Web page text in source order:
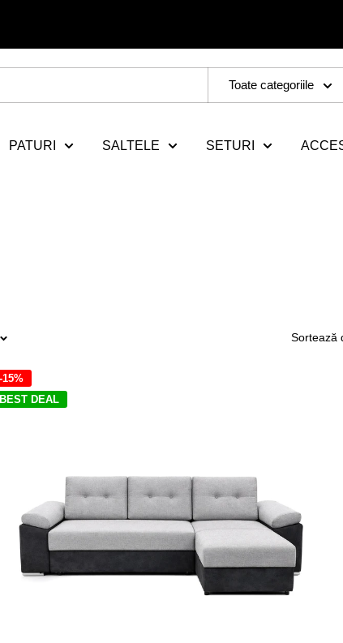
Toate categoriile
PATURI SALTELE SETURI
Sortează
-15%
BEST DEAL